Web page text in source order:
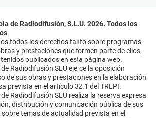
de Radiodifusión, S.L.U. 2026. Todos los
todos los derechos tanto sobre programas
y prestaciones que formen parte de ellos,
publicados en esta página web.
Radiodifusión SLU ejerce la oposición
de sus obras y prestaciones en la elaboración
prevista en el artículo 32.1 del TRLPI.
Radiodifusión SLU realiza la reserva expresa
distribución y comunicación pública de sus
temas de actualidad prevista en el